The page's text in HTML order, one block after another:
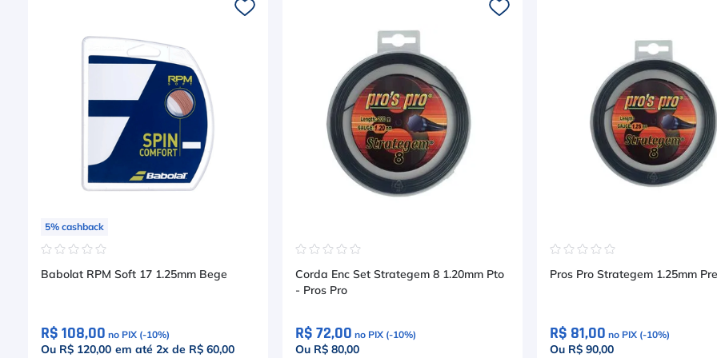
5% cashback
☆☆☆☆☆
Babolat RPM Soft 17 1.25mm Bege
R$ 108,00 no PIX (-10%)
Ou R$ 120,00 em até 2x de R$ 60,00
☆☆☆☆☆
Corda Enc Set Strategem 8 1.20mm Pto
- Pros Pro
R$ 72,00 no PIX (-10%)
Ou R$ 80,00
☆☆☆☆☆
Pros Pro Strategem 1.25mm
R$ 81,00 no PIX (-10%)
Ou R$ 90,00